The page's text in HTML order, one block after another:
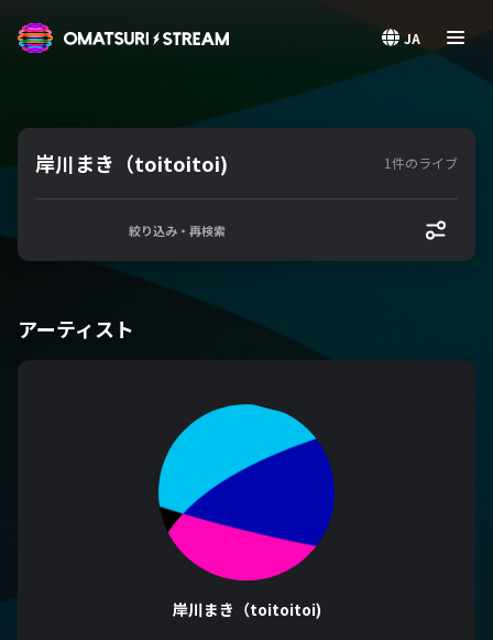
JA
岸川まき（toitoitoi) 1件のライブ
絞り込み・再検索
アーティスト
岸川まき（toitoitoi)